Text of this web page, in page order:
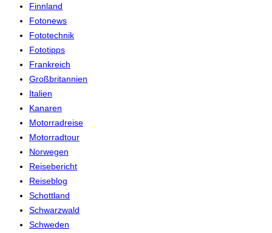
Finnland
Fotonews
Fototechnik
Fototipps
Frankreich
Großbritannien
Italien
Kanaren
Motorradreise
Motorradtour
Norwegen
Reisebericht
Reiseblog
Schottland
Schwarzwald
Schweden